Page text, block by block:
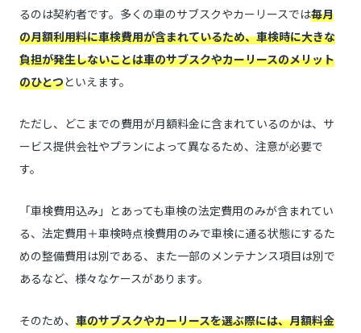
るのは契約者です。多くの車のサブスクやカーリースでは毎月
の月額利用料に車検費用が含まれているため、車検時に大きな
負担が発生しないことは車のサブスクやカーリースのメリット
のひとつといえます。
ただし、どこまでの費用が月額料金に含まれているのかは、サ
ービス提供会社やプランによって異なるため、注意が必要で
す。
「車検費用込み」とあっても車検の法定費用のみが含まれてい
る、法定費用＋車検時点検費用のみで車検に通る状態にするた
めの整備費用は別である、また一部のメンテナンス項目は別で
あるなど、様々なケースがあります。
そのため、 車のサブスクやカーリースを選ぶ際には、月額料金